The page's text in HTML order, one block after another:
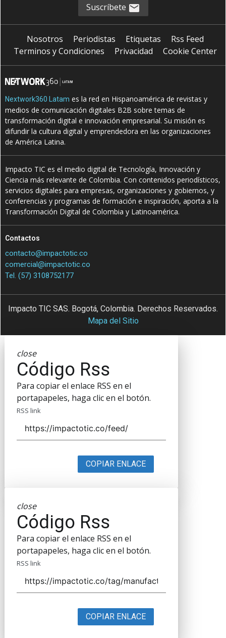
Suscríbete
Nosotros Periodistas Etiquetas
Rss Feed
Terminos y Condiciones
Privacidad Cookie Center
Nextwork360 Latam es la red en Hispanoamérica de revistas y
medios de comunicación digitales B2B sobre temas de
transformación digital e innovación empresarial. Su misión es
difundir la cultura digital y emprendedora en las organizaciones
de América Latina.
Impacto TIC es el medio digital de Tecnología, Innovación y
Ciencia más relevante de Colombia. Con contenidos periodísticos,
servicios digitales para empresas, organizaciones y gobiernos, y
conferencias y programas de formación e inspiración, aporta a la
Transformación Digital de Colombia y Latinoamérica.
Contactos
contacto@impactotic.co
comercial@impactotic.co
Tel. (57) 3108752177
Impacto TIC SAS. Bogotá, Colombia. Derechos Reservados.
Mapa del Sitio
close
Código Rss
Para copiar el enlace RSS en el
portapapeles, haga clic en el botón.
RSS link
COPIAR ENLACE
close
Código Rss
Para copiar el enlace RSS en el
portapapeles, haga clic en el botón.
RSS link
COPIAR ENLACE